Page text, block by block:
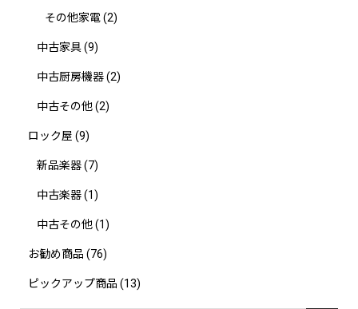
その他家電(2)
中古家具(9)
中古厨房機器(2)
中古その他(2)
ロック屋 (9)
新品楽器(7)
中古楽器(1)
中古その他(1)
お勧め商品 (76)
ピックアップ商品 (13)